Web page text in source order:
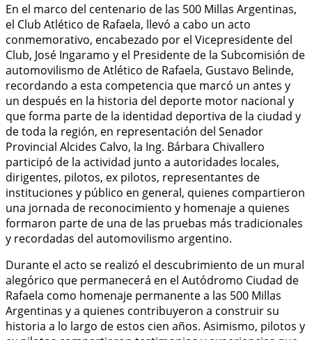
En el marco del centenario de las 500 Millas Argentinas,
el Club Atlético de Rafaela, llevó a cabo un acto
conmemorativo, encabezado por el Vicepresidente del
Club, José Ingaramo y el Presidente de la Subcomisión de
automovilismo de Atlético de Rafaela, Gustavo Belinde,
recordando a esta competencia que marcó un antes y
un después en la historia del deporte motor nacional y
que forma parte de la identidad deportiva de la ciudad y
de toda la región, en representación del Senador
Provincial Alcides Calvo, la Ing. Bárbara Chivallero
participó de la actividad junto a autoridades locales,
dirigentes, pilotos, ex pilotos, representantes de
instituciones y público en general, quienes compartieron
una jornada de reconocimiento y homenaje a quienes
formaron parte de una de las pruebas más tradicionales
y recordadas del automovilismo argentino.
Durante el acto se realizó el descubrimiento de un mural
alegórico que permanecerá en el Autódromo Ciudad de
Rafaela como homenaje permanente a las 500 Millas
Argentinas y a quienes contribuyeron a construir su
historia a lo largo de estos cien años. Asimismo, pilotos y